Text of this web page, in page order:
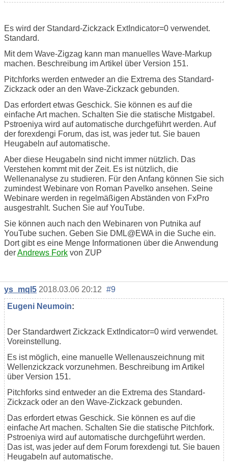
Es wird der Standard-Zickzack ExtIndicator=0 verwendet.
Standard.
Mit dem Wave-Zigzag kann man manuelles Wave-Markup
machen. Beschreibung im Artikel über Version 151.
Pitchforks werden entweder an die Extrema des Standard-
Zickzack oder an den Wave-Zickzack gebunden.
Das erfordert etwas Geschick. Sie können es auf die
einfache Art machen. Schalten Sie die statische Mistgabel.
Pstroeniya wird auf automatische durchgeführt werden. Auf
der forexdengi Forum, das ist, was jeder tut. Sie bauen
Heugabeln auf automatische.
Aber diese Heugabeln sind nicht immer nützlich. Das
Verstehen kommt mit der Zeit. Es ist nützlich, die
Wellenanalyse zu studieren. Für den Anfang können Sie sich
zumindest Webinare von Roman Pavelko ansehen. Seine
Webinare werden in regelmäßigen Abständen von FxPro
ausgestrahlt. Suchen Sie auf YouTube.
Sie können auch nach den Webinaren von Putnika auf
YouTube suchen. Geben Sie DML@EWA in die Suche ein.
Dort gibt es eine Menge Informationen über die Anwendung
derAndrews Fork von ZUP
ys_mql5 2018.03.06 20:12 #9
Eugeni Neumoin:
Der Standardwert Zickzack ExtIndicator=0 wird verwendet.
Voreinstellung.
Es ist möglich, eine manuelle Wellenauszeichnung mit
Wellenzickzack vorzunehmen. Beschreibung im Artikel
über Version 151.
Pitchforks sind entweder an die Extrema des Standard-
Zickzack oder an den Wave-Zickzack gebunden.
Das erfordert etwas Geschick. Sie können es auf die
einfache Art machen. Schalten Sie die statische Pitchfork.
Pstroeniya wird auf automatische durchgeführt werden.
Das ist, was jeder auf dem Forum forexdengi tut. Sie bauen
Heugabeln auf automatische.